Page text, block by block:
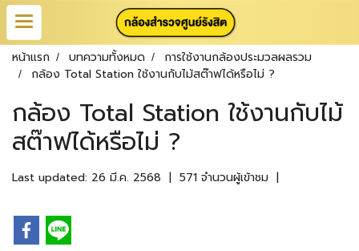
หน้าแรก บทความทั้งหมด
การใช้งานกล้องประมวลผลรวม
กล้อง Total Station ใช้งานกับไม้สต๊าฟได้หรือไม่ ?
กล้อง Total Station ใช้งานกับไม้
สต๊าฟได้หรือไม่ ?
Last updated: 26 มี.ค. 2568 | 571 จำนวนผู้เข้าชม |